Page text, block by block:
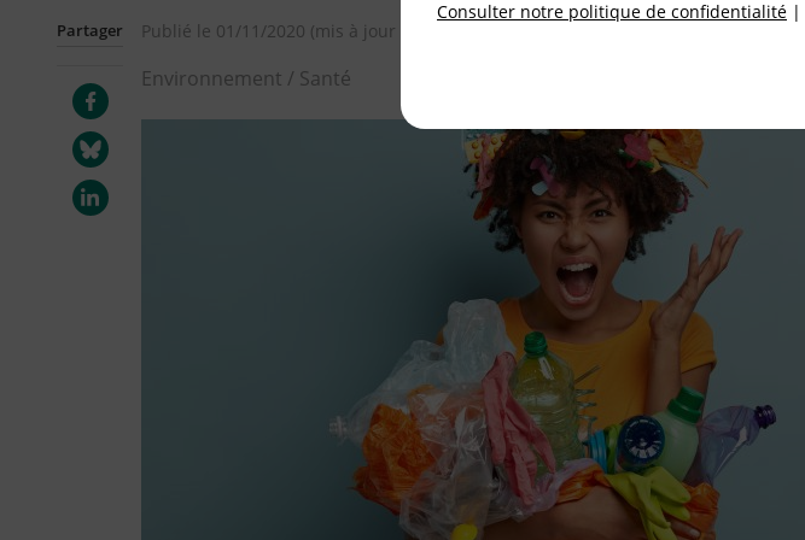
Publié le 01/11/2020 (mis à jour le
Environnement / Santé
Partager
Consulter notre politique de confidentialité |